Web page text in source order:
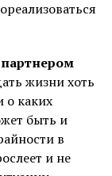
жизни хоть
о каких
быть и
в
и не